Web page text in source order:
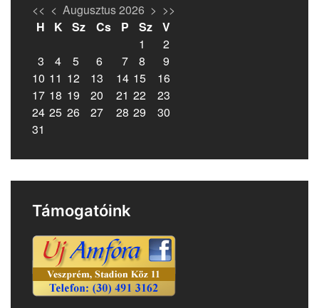
<< < Augusztus 2026 > >>
H
K Sz Cs P Sz
V
1
2
3
4 5 6 7 8
9
10 11 12 13 14 15
16
17 18 19 20 21 22
23
24 25 26 27 28 29
30
31
Támogatóink